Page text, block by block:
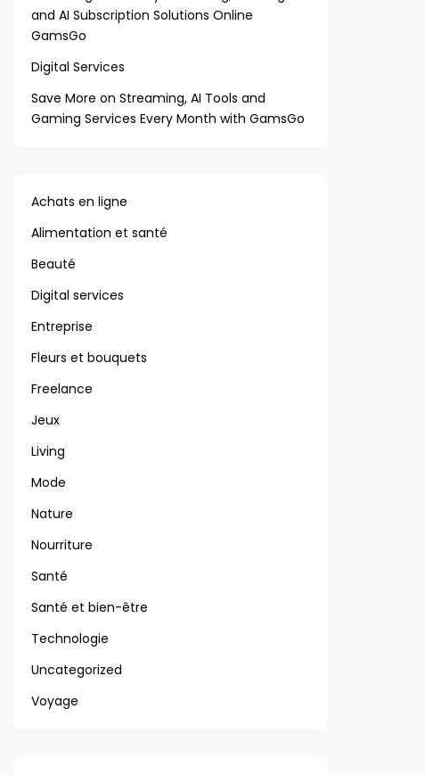
and AI Subscription Solutions Online
GamsGo
Digital Services
Save More on Streaming, AI Tools and
Gaming Services Every Month with GamsGo
Achats en ligne
Alimentation et santé
Beauté
Digital services
Entreprise
Fleurs et bouquets
Freelance
Jeux
Living
Mode
Nature
Nourriture
Santé
Santé et bien-être
Technologie
Uncategorized
Voyage